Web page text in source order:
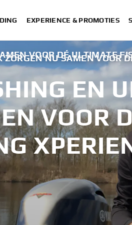
EXPERIENCE & PROMOTIES
NU SAMEN VOOR
VOOR DÉ ULTIMATE
EN
VOOR